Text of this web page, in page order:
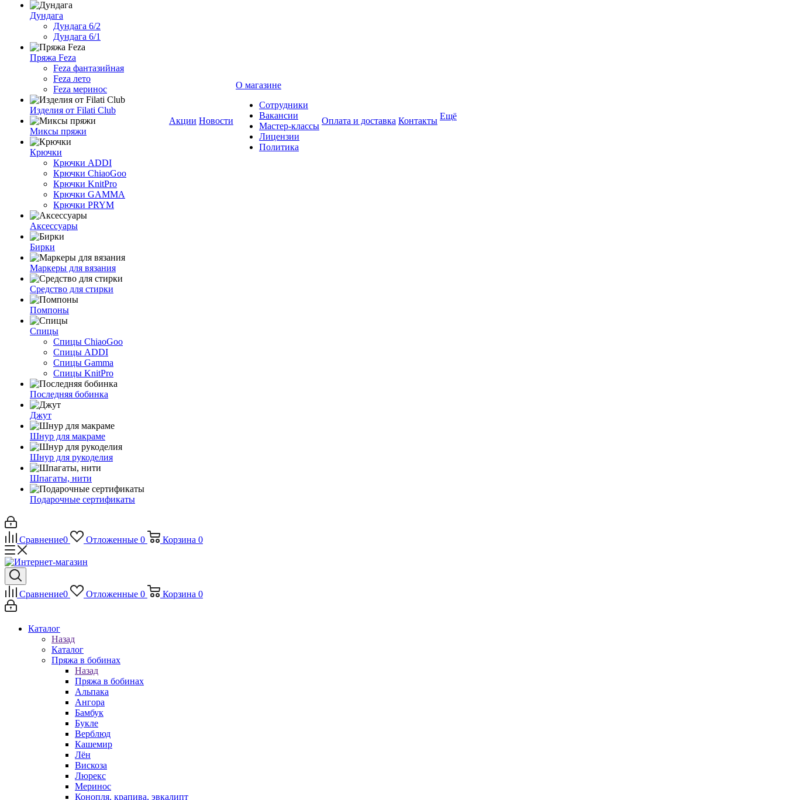
Дундага
Дундага 6/2
Дундага 6/1
Пряжа Feza
Feza фантазийная
Feza лето
Feza меринос
Изделия от Filati Club
Миксы пряжи
Крючки
Крючки ADDI
Крючки ChiaoGoo
Крючки KnitPro
Крючки GAMMA
Крючки PRYM
Аксессуары
Бирки
Маркеры для вязания
Средство для стирки
Помпоны
Спицы
Спицы ChiaoGoo
Спицы ADDI
Спицы Gamma
Спицы KnitPro
Последняя бобинка
Джут
Шнур для макраме
Шнур для рукоделия
Шпагаты, нити
Подарочные сертификаты
Акции Новости
О магазине
Сотрудники
Вакансии
Мастер-классы
Лицензии
Политика
Оплата и доставка Контакты Ещё
Сравнение0 Отложенные 0 Корзина 0
Сравнение0 Отложенные 0 Корзина 0
Каталог
Назад
Каталог
Пряжа в бобинах
Назад
Пряжа в бобинах
Альпака
Ангора
Бамбук
Букле
Верблюд
Кашемир
Лён
Вискоза
Люрекс
Меринос
Конопля, крапива, эвкалипт